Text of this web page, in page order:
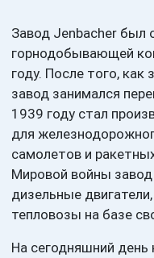
Завод Jenbacher был
горнодобывающей
году. После того,
завод занимался
1939 году стал
для
самолетов и
Мировой войны
дизельные
тепловозы на базе
На сегодняшний день